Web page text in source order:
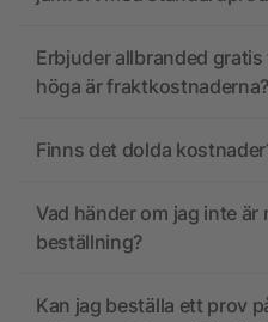
Erbjuder allbranded
höga är fraktkostnaderna?
Finns det dolda
Vad händer om jag inte är
beställning?
Kan jag beställa ett prov